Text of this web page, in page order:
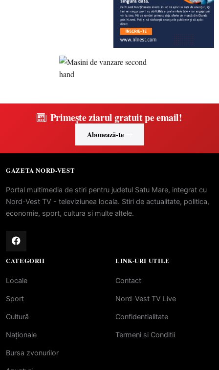
Primește ziarul gratuit pe email!
Abonează-te
GAZETA NORD-VEST
Portal multimedia de stiri pentru judetul Satu Mare, integrat cu
Nord-Vest TV - televiziunea locala. Stiri de actualitate, politica,
economie, sport, cultura si multe altele.
CATEGORII
Locale
Sport
Cultură
Naționale
Bursa zvonurilor
LINK-URI UTILE
Contact
Nord-Vest TV Live
Confidentialitate
Termeni si Conditii